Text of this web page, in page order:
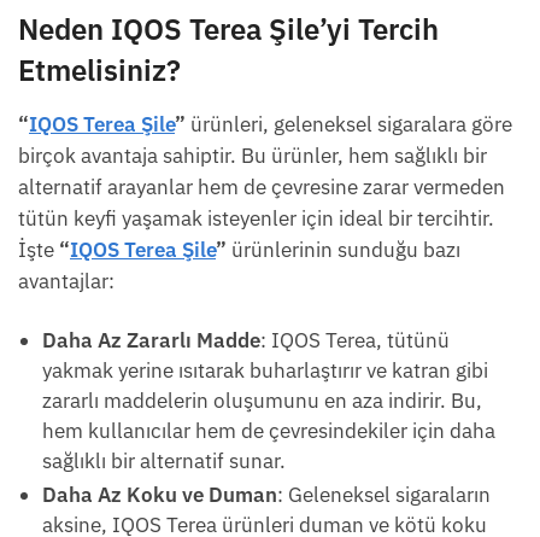
Neden IQOS Terea Şile’yi Tercih
Etmelisiniz?
“IQOS Terea Şile” ürünleri, geleneksel sigaralara göre
birçok avantaja sahiptir. Bu ürünler, hem sağlıklı bir
alternatif arayanlar hem de çevresine zarar vermeden
tütün keyfi yaşamak isteyenler için ideal bir tercihtir.
İşte “IQOS Terea Şile” ürünlerinin sunduğu bazı
avantajlar:
Daha Az Zararlı Madde: IQOS Terea, tütünü
yakmak yerine ısıtarak buharlaştırır ve katran gibi
zararlı maddelerin oluşumunu en aza indirir. Bu,
hem kullanıcılar hem de çevresindekiler için daha
sağlıklı bir alternatif sunar.
Daha Az Koku ve Duman: Geleneksel sigaraların
aksine, IQOS Terea ürünleri duman ve kötü koku